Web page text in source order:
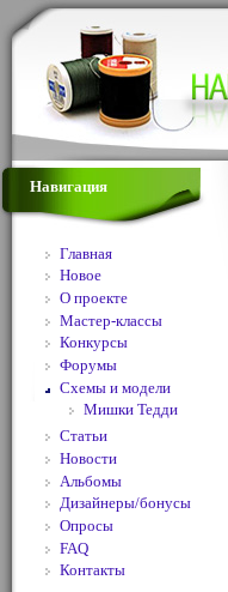
Навигация
Главная
Новое
О проекте
Мастер-классы
Конкурсы
Форумы
Схемы и модели
Мишки Тедди
Статьи
Новости
Альбомы
Дизайнеры/бонусы
Опросы
FAQ
Контакты